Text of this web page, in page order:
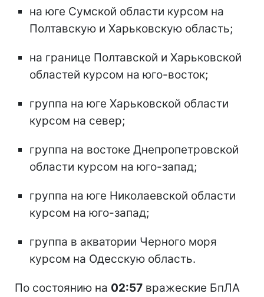
на юге Сумской области курсом на
Полтавскую и Харьковскую область;
на границе Полтавской и Харьковской
областей курсом на юго-восток;
группа на юге Харьковской области
курсом на север;
группа на востоке Днепропетровской
области курсом на юго-запад;
группа на юге Николаевской области
курсом на юго-запад;
группа в акватории Черного моря
курсом на Одесскую область.
По состоянию на 02:57 вражеские БпЛА